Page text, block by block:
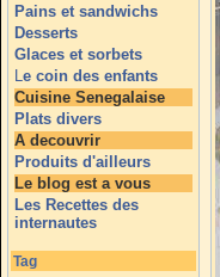
Pains et sandwichs
Desserts
Glaces et sorbets
Le coin des enfants
Cuisine Senegalaise
Plats divers
A decouvrir
Produits d'ailleurs
Le blog est a vous
Les Recettes des
internautes
Tag